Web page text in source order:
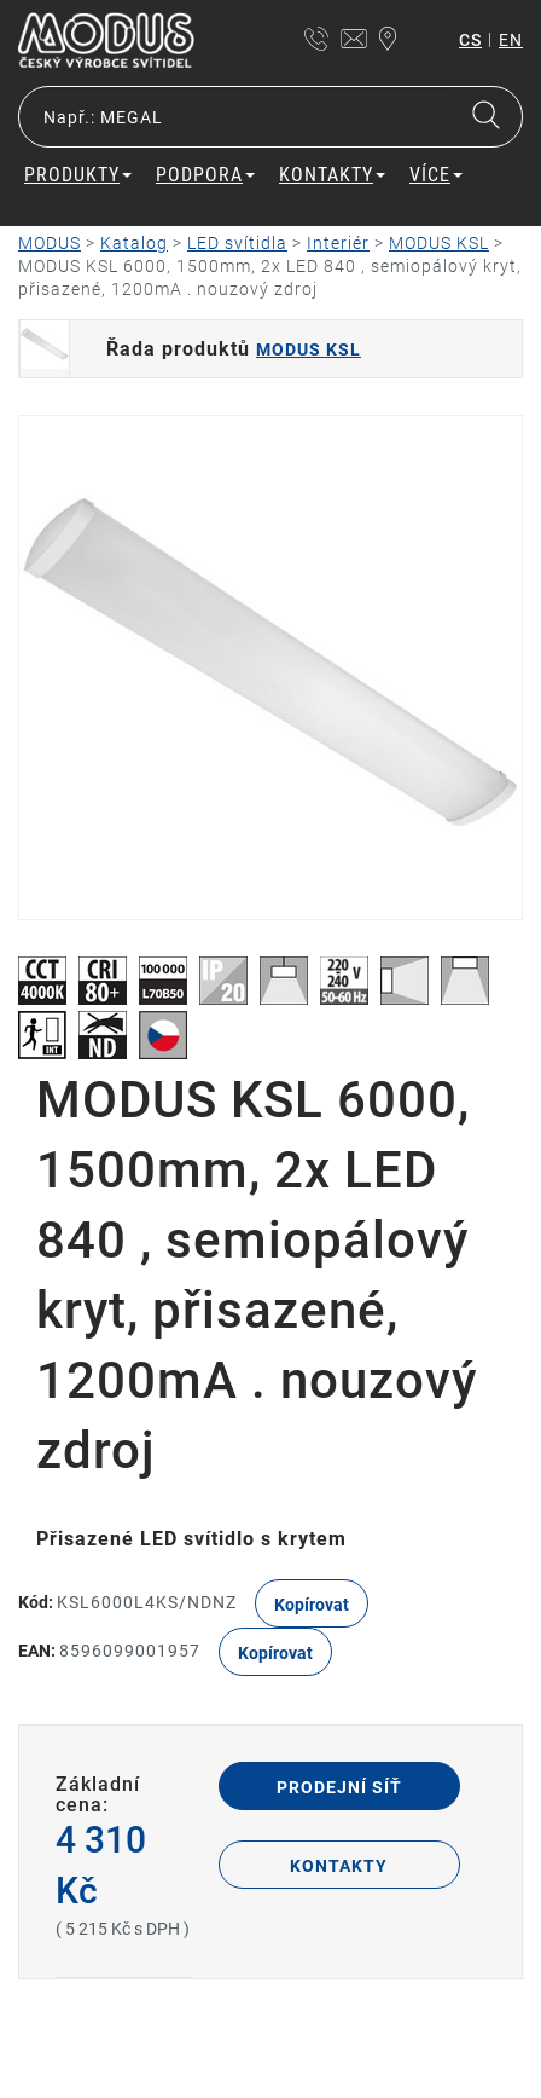
CS | EN
PRODUKTY PODPORA KONTAKTY VÍCE
MODUS > Katalog > LED svítidla > Interiér > MODUS KSL >
MODUS KSL 6000, 1500mm, 2x LED 840 , semiopálový kryt,
přisazené, 1200mA . nouzový zdroj
Řada produktů MODUS KSL
MODUS KSL 6000,
1500mm, 2x LED
840 , semiopálový
kryt, přisazené,
1200mA . nouzový
zdroj
Přisazené LED svítidlo s krytem
Kód: KSL6000L4KS/NDNZ Kopírovat
EAN: 8596099001957 Kopírovat
Základní
cena:
4 310
Kč
( 5 215 Kč s DPH )
PRODEJNÍ SÍŤ
KONTAKTY